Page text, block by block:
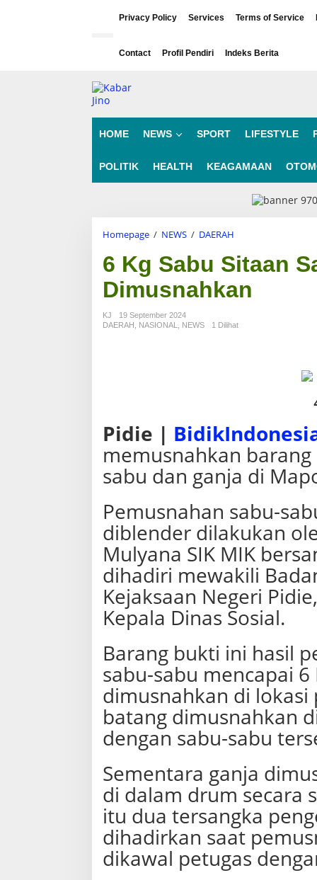
Privacy Policy Services Terms of Service
Contact Profil Pendiri Indeks Berita
HOME NEWS SPORT LIFESTYLE
POLITIK HEALTH KEAGAMAAN
Homepage / NEWS / DAERAH
g
S
a
b
S
r
e
s
n
k
o
b
a
P
o
l
r
e
s
i
i
e
D
i
u
n
h
a
n
6 Kg Sabu Sitaan
Dimusnahkan
KJ
19 September 2024
DAERAH
NASIONAL NEWS 1 Dilihat
Pidie |
memusnahkan
sabu dan ganja di
Pemusnahan sabu-
diblender dilakukan
Mulyana SIK MIK
dihadiri mewakili
Kejaksaan Negeri
Kepala Dinas Sosial.
Barang bukti ini hasil
sabu-sabu mencapai
dimusnahkan di lokasi
batang dimusnahkan
dengan sabu-sabu
Sementara ganja
di dalam drum secara
itu dua tersangka
dihadirkan saat
dikawal petugas